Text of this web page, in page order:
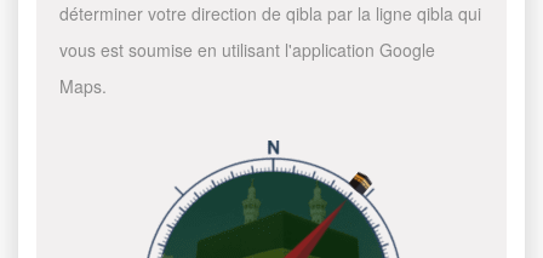
déterminer votre direction de qibla par la ligne qibla qui
vous est soumise en utilisant l'application Google
Maps.